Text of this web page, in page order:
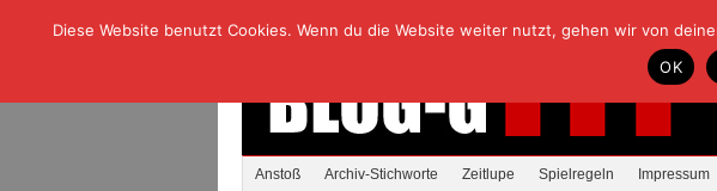
Anstoß Archiv-Stichworte Zeitlupe Spielregeln Impressum
Diese Website benutzt Cookies. Wenn du die Website weiter nutzt, gehen wir von
OK